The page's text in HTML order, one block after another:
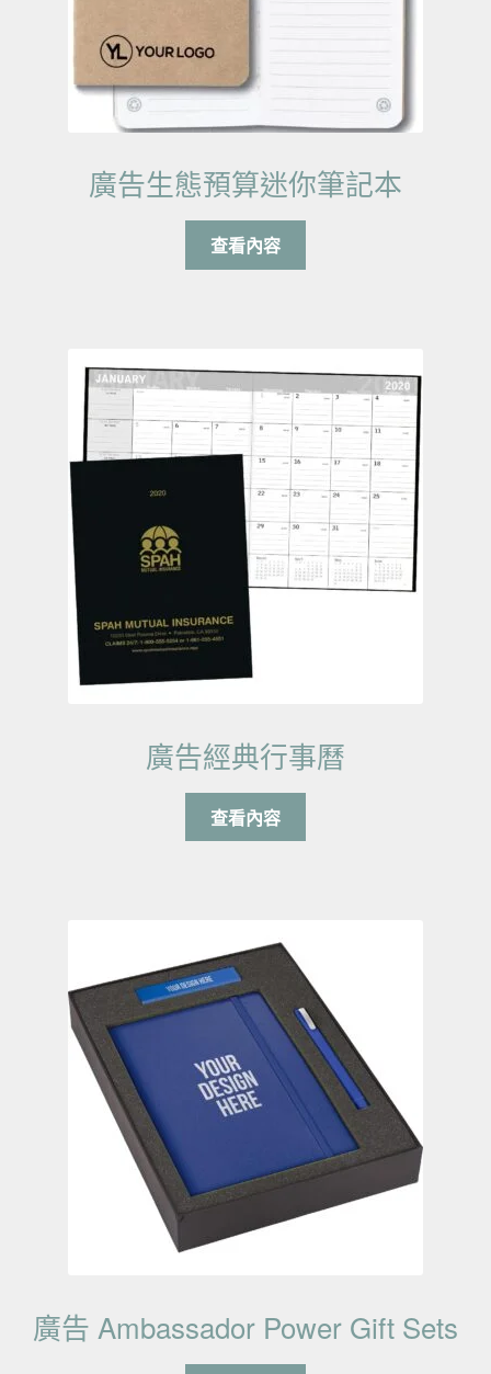
廣告生態預算迷你筆記本
查看內容
廣告經典行事曆
查看內容
廣告 Ambassador Power Gift Sets